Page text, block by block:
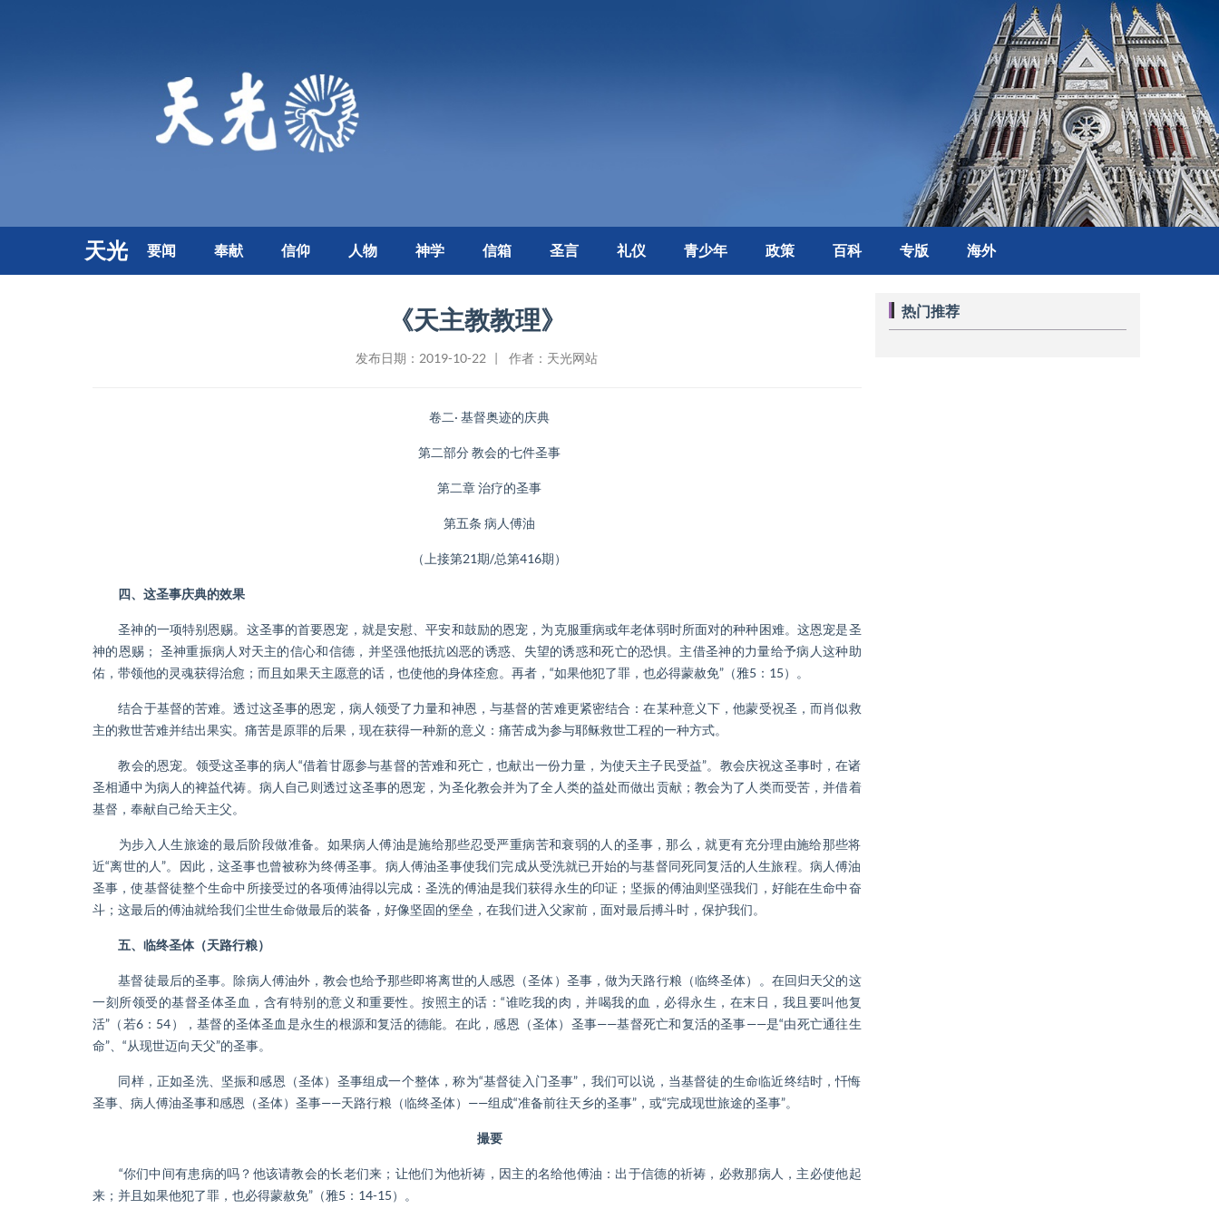
天光 要闻 奉献 信仰 人物 神学 信箱 圣言 礼仪 青少年 政策 百科 专版 海外
《天主教教理》
发布日期：2019-10-22 | 作者：天光网站
卷二· 基督奥迹的庆典
第二部分 教会的七件圣事
第二章 治疗的圣事
第五条 病人傅油
（上接第21期/总第416期）
四、这圣事庆典的效果
圣神的一项特别恩赐。这圣事的首要恩宠，就是安慰、平安和鼓励的恩宠，为克服重病或年老体弱时所面对的种种困难。这恩宠是圣
神的恩赐； 圣神重振病人对天主的信心和信德，并坚强他抵抗凶恶的诱惑、失望的诱惑和死亡的恐惧。主借圣神的力量给予病人这种助
佑，带领他的灵魂获得治愈；而且如果天主愿意的话，也使他的身体痊愈。再者，“如果他犯了罪，也必得蒙赦免”（雅5：15）。
结合于基督的苦难。透过这圣事的恩宠，病人领受了力量和神恩，与基督的苦难更紧密结合：在某种意义下，他蒙受祝圣，而肖似救
主的救世苦难并结出果实。痛苦是原罪的后果，现在获得一种新的意义：痛苦成为参与耶稣救世工程的一种方式。
教会的恩宠。领受这圣事的病人“借着甘愿参与基督的苦难和死亡，也献出一份力量，为使天主子民受益”。教会庆祝这圣事时，在诸
圣相通中为病人的裨益代祷。病人自己则透过这圣事的恩宠，为圣化教会并为了全人类的益处而做出贡献；教会为了人类而受苦，并借着
基督，奉献自己给天主父。
为步入人生旅途的最后阶段做准备。如果病人傅油是施给那些忍受严重病苦和衰弱的人的圣事，那么，就更有充分理由施给那些将
近“离世的人”。因此，这圣事也曾被称为终傅圣事。病人傅油圣事使我们完成从受洗就已开始的与基督同死同复活的人生旅程。病人傅油
圣事，使基督徒整个生命中所接受过的各项傅油得以完成：圣洗的傅油是我们获得永生的印证；坚振的傅油则坚强我们，好能在生命中奋
斗；这最后的傅油就给我们尘世生命做最后的装备，好像坚固的堡垒，在我们进入父家前，面对最后搏斗时，保护我们。
五、临终圣体（天路行粮）
基督徒最后的圣事。除病人傅油外，教会也给予那些即将离世的人感恩（圣体）圣事，做为天路行粮（临终圣体）。在回归天父的这
一刻所领受的基督圣体圣血，含有特别的意义和重要性。按照主的话：“谁吃我的肉，并喝我的血，必得永生，在末日，我且要叫他复
活”（若6：54），基督的圣体圣血是永生的根源和复活的德能。在此，感恩（圣体）圣事——基督死亡和复活的圣事——是“由死亡通往生
命”、“从现世迈向天父”的圣事。
同样，正如圣洗、坚振和感恩（圣体）圣事组成一个整体，称为“基督徒入门圣事”，我们可以说，当基督徒的生命临近终结时，忏悔
圣事、病人傅油圣事和感恩（圣体）圣事——天路行粮（临终圣体）——组成“准备前往天乡的圣事”，或“完成现世旅途的圣事”。
撮要
“你们中间有患病的吗？他该请教会的长老们来；让他们为他祈祷，因主的名给他傅油：出于信德的祈祷，必救那病人，主必使他起
来；并且如果他犯了罪，也必得蒙赦免”（雅5：14-15）。
热门推荐